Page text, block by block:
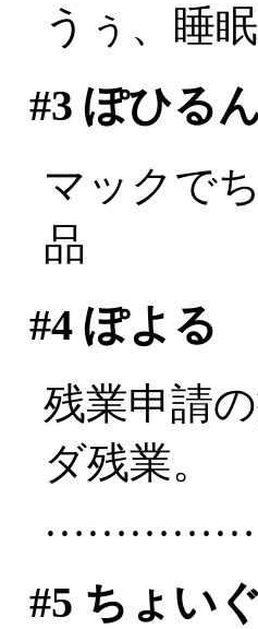
うぅ、睡
#3 ぽひる
マックで
品
#4ぽよる
残業申請
ダ残業。
……………
#5 ちょい